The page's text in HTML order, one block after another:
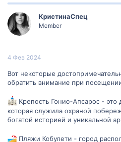
КристинаСпец
Member
4 Фев 2024
Вот некоторые
обратить внимание при
Крепость Гонио-Апсарос - это
которая служила охраной
богатой историей и уникальной
Пляжи Кобулети - город